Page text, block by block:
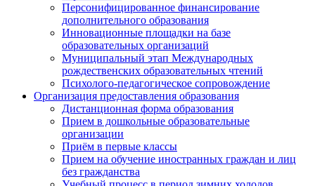
Персонифицированное финансирование
дополнительного образования
Инновационные площадки на базе
образовательных организаций
Муниципальный этап Международных
рождественских образовательных чтений
Психолого-педагогическое сопровождение
Организация предоставления образования
Дистанционная форма образования
Прием в дошкольные образовательные
организации
Приём в первые классы
Прием на обучение иностранных граждан и лиц
без гражданства